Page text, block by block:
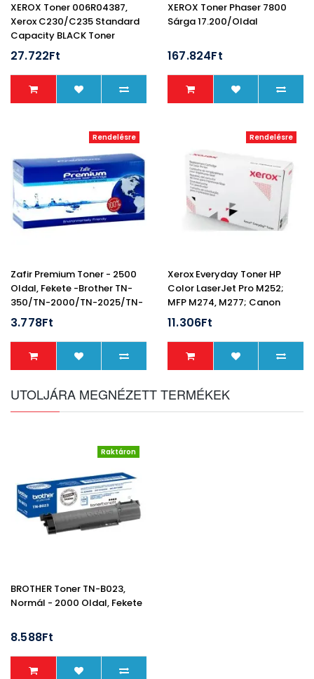
XEROX Toner 006R04387,
Xerox C230/C235 Standard
Capacity BLACK Toner
Cartridge (1500 Pages)
27.722Ft
XEROX Toner Phaser 7800
Sárga 17.200/oldal
167.824Ft
Rendelésre
Zafir Premium Toner - 2500
Oldal, Fekete -Brother TN-
350/TN-2000/TN-2025/TN-
2050
3.778Ft
Rendelésre
Xerox Everyday Toner HP
Color LaserJet Pro M252;
MFP M274, M277; Canon
ImageCLASS LBP612, MF632,
MF634
11.306Ft
UTOLJÁRA MEGNÉZETT TERMÉKEK
Raktáron
BROTHER Toner TN-B023,
Normál - 2000 Oldal, Fekete
8.588Ft